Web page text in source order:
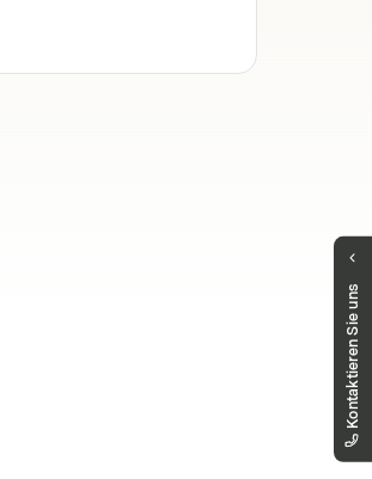
Kontaktieren Sie uns